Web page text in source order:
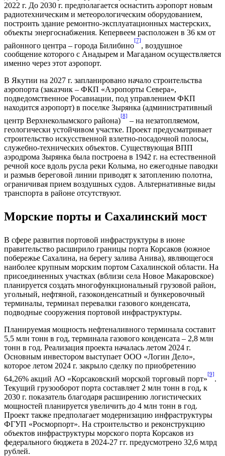
2022 г. До 2030 г. предполагается оснастить аэропорт новым
радиотехническим и метеорологическим оборудованием,
построить здание ремонтно-эксплуатационных мастерских,
объекты энергоснабжения. Кепервеем расположен в 36 км от
районного центра – города Билибино
[7]
, воздушное
сообщение которого с Анадырем и Магаданом осуществляется
именно через этот аэропорт.
В Якутии на 2027 г. запланировано начало строительства
аэропорта (заказчик – ФКП «Аэропорты Севера»,
подведомственное Росавиации, под управлением ФКП
находится аэропорт) в поселке Зырянка (административный
центр Верхнеколымского района)
[8]
– на незатопляемом,
геологически устойчивом участке. Проект предусматривает
строительство искусственной взлетно-посадочной полосы,
служебно-технических объектов. Существующая ВПП
аэродрома Зырянка была построена в 1942 г. на естественной
речной косе вдоль русла реки Колыма, но ежегодные паводки
и размыв береговой линии приводят к затоплению полотна,
ограничивая прием воздушных судов. Альтернативные виды
транспорта в районе отсутствуют.
Морские порты и Сахалинский мост
В сфере развития портовой инфраструктуры в июне
правительство расширило границы порта Корсаков (южное
побережье Сахалина, на берегу залива Анива), являющегося
наиболее крупным морским портом Сахалинской области. На
присоединенных участках (вблизи села Новое Макаровское)
планируется создать многофункциональный грузовой район,
угольный, нефтяной, газоконденсатный и бункеровочный
терминалы, терминал перевалки газового конденсата,
подводные сооружения портовой инфраструктуры.
Планируемая мощность нефтеналивного терминала составит
5,5 млн тонн в год, терминала газового конденсата – 2,8 млн
тонн в год. Реализация проекта началась летом 2024 г.
Основным инвестором выступает ООО «Логин Дело»,
которое летом 2024 г. закрыло сделку по приобретению
64,26% акций АО «Корсаковский морской торговый порт»
[9]
.
Текущий грузооборот порта составляет 2 млн тонн в год, к
2030 г. показатель благодаря расширению логистических
мощностей планируется увеличить до 4 млн тонн в год.
Проект также предполагает модернизацию инфраструктуры
ФГУП «Росморпорт». На строительство и реконструкцию
объектов инфраструктуры морского порта Корсаков из
федерального бюджета в 2024-27 гг. предусмотрено 32,6 млрд
рублей.